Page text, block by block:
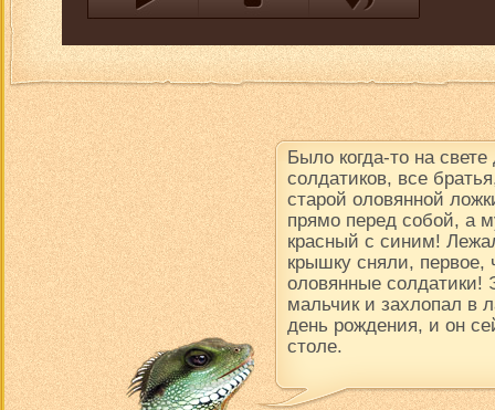
Было когда-то на
солдатиков, все
старой оловянной
прямо перед собой, а
красный с синим!
крышку сняли,
оловянные солдатики!
мальчик и захлопал в
день рождения, и он
столе.